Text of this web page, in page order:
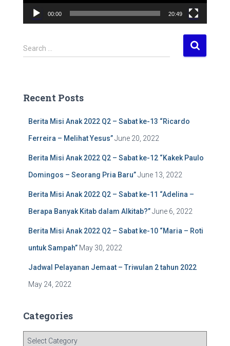
a
00:00 20:49
S
e
h
Search …
Recent Posts
Berita Misi Anak 2022 Q2 – Sabat ke-13 “Ricardo
Ferreira – Melihat Yesus”June 20, 2022
Berita Misi Anak 2022 Q2 – Sabat ke-12 “Kakek Paulo
Domingos – Seorang Pria Baru”June 13, 2022
Berita Misi Anak 2022 Q2 – Sabat ke-11 “Adelina –
Berapa Banyak Kitab dalam Alkitab?”June 6, 2022
Berita Misi Anak 2022 Q2 – Sabat ke-10 “Maria – Roti
untuk Sampah” May 30, 2022
Jadwal Pelayanan Jemaat – Triwulan 2 tahun 2022
May 24, 2022
Categories